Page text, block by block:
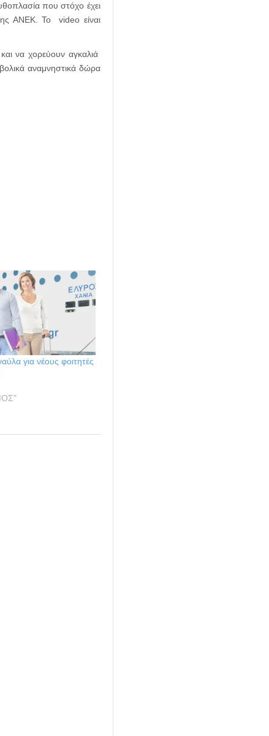
που στόχο έχει
ΑΝΕΚ. Το video είναι
να χορεύουν αγκαλιά
αναμνηστικά δώρα
για νέους φοιτητές